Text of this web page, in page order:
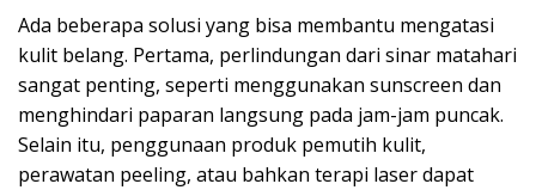
Ada beberapa solusi yang bisa membantu mengatasi
kulit belang. Pertama, perlindungan dari sinar matahari
sangat penting, seperti menggunakan sunscreen dan
menghindari paparan langsung pada jam-jam puncak.
Selain itu, penggunaan produk pemutih kulit,
perawatan peeling, atau bahkan terapi laser dapat